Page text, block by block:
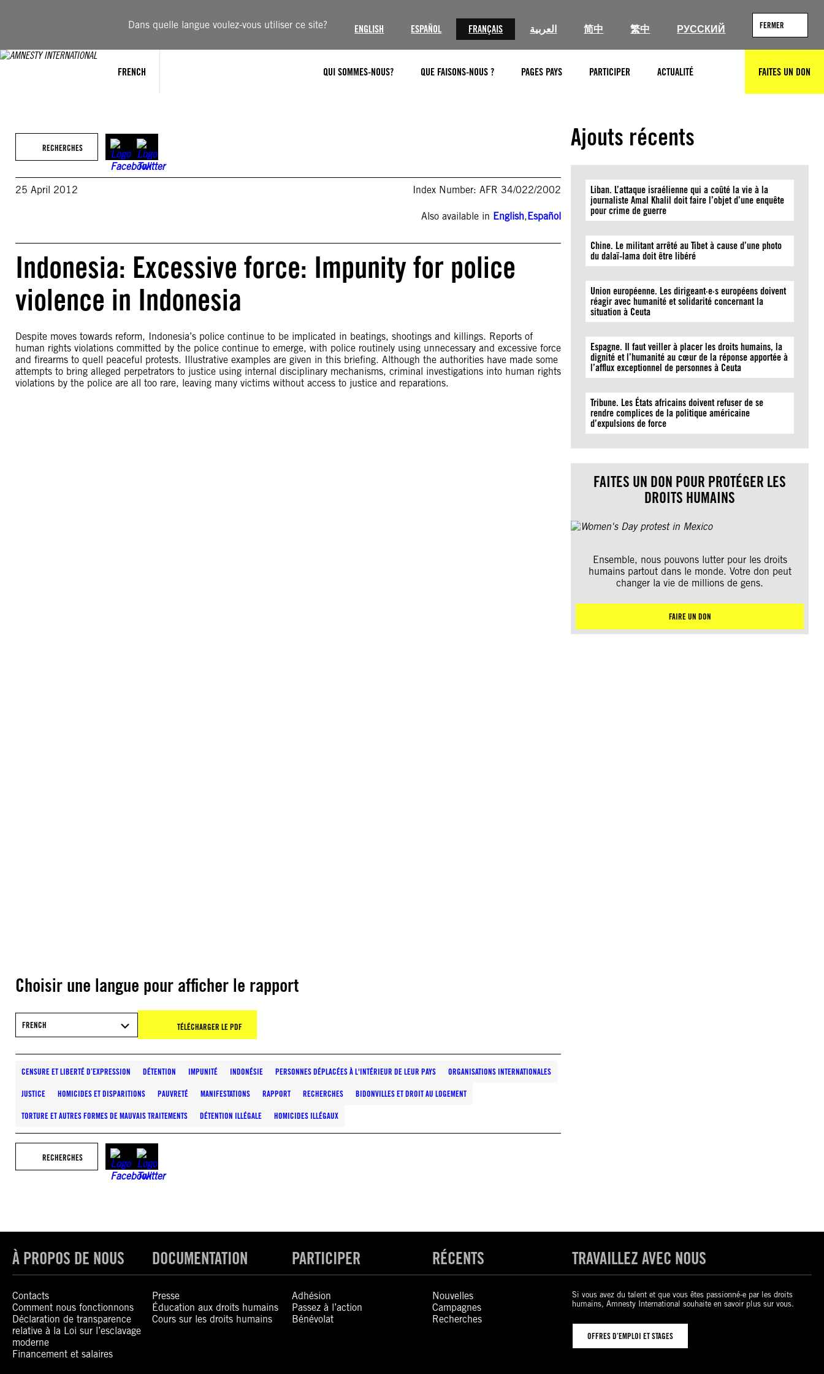
Dans quelle langue voulez-vous utiliser ce site? ENGLISH ESPAÑOL FRANÇAIS العربية 简中 繁中 РУССКИЙ FERMER
FRENCH QUI SOMMES-NOUS? QUE FAISONS-NOUS ? PAGES PAYS PARTICIPER ACTUALITÉ RECHERCHERFAITES UN DON
RECHERCHES
25 April 2012 Index Number: AFR 34/022/2002
Also available in English,Español
Indonesia: Excessive force: Impunity for police
violence in Indonesia
Despite moves towards reform, Indonesia’s police continue to be implicated in beatings, shootings and killings. Reports of
human rights violations committed by the police continue to emerge, with police routinely using unnecessary and excessive force
and firearms to quell peaceful protests. Illustrative examples are given in this briefing. Although the authorities have made some
attempts to bring alleged perpetrators to justice using internal disciplinary mechanisms, criminal investigations into human rights
violations by the police are all too rare, leaving many victims without access to justice and reparations.
Choisir une langue pour afficher le rapport
FRENCH TÉLÉCHARGER LE PDF
CENSURE ET LIBERTÉ D’EXPRESSION DÉTENTION IMPUNITÉ INDONÉSIE PERSONNES DÉPLACÉES À L'INTÉRIEUR DE LEUR PAYS ORGANISATIONS INTERNATIONALES
JUSTICE HOMICIDES ET DISPARITIONS PAUVRETÉ MANIFESTATIONS RAPPORT RECHERCHES BIDONVILLES ET DROIT AU LOGEMENT
TORTURE ET AUTRES FORMES DE MAUVAIS TRAITEMENTS DÉTENTION ILLÉGALE HOMICIDES ILLÉGAUX
RECHERCHES
Ajouts récents
Liban. L’attaque israélienne qui a coûté la vie à la
journaliste Amal Khalil doit faire l’objet d’une enquête
pour crime de guerre
Chine. Le militant arrêté au Tibet à cause d’une photo
du dalaï-lama doit être libéré
Union européenne. Les dirigeant·e·s européens doivent
réagir avec humanité et solidarité concernant la
situation à Ceuta
Espagne. Il faut veiller à placer les droits humains, la
dignité et l’humanité au cœur de la réponse apportée à
l’afflux exceptionnel de personnes à Ceuta
Tribune. Les États africains doivent refuser de se
rendre complices de la politique américaine
d’expulsions de force
FAITES UN DON POUR PROTÉGER LES
DROITS HUMAINS
Ensemble, nous pouvons lutter pour les droits
humains partout dans le monde. Votre don peut
changer la vie de millions de gens.
FAIRE UN DON
À PROPOS DE NOUS
Contacts
Comment nous fonctionnons
Déclaration de transparence
relative à la Loi sur l’esclavage
moderne
Financement et salaires
DOCUMENTATION
Presse
Éducation aux droits humains
Cours sur les droits humains
PARTICIPER
Adhésion
Passez à l’action
Bénévolat
RÉCENTS
Nouvelles
Campagnes
Recherches
TRAVAILLEZ AVEC NOUS
Si vous avez du talent et que vous êtes passionné-e par les droits
humains, Amnesty International souhaite en savoir plus sur vous.
OFFRES D’EMPLOI ET STAGES